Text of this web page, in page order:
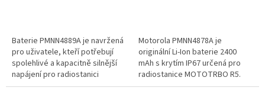
Baterie PMNN4889A je navržená
pro uživatele, kteří potřebují
spolehlivé a kapacitně silnější
napájení pro radiostanici
Motorola MOTOTRBO R5....
Motorola PMNN4878A je
originální Li-Ion baterie 2400
mAh s krytím IP67 určená pro
radiostanice MOTOTRBO R5.
Nabízí spolehlivé napájení pro...